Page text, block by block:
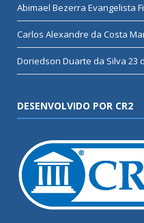
Abimael Bezerra Evangelista
Carlos Alexandre da Costa
Doriedson Duarte da Silva 23
DESENVOLVIDO POR CR2